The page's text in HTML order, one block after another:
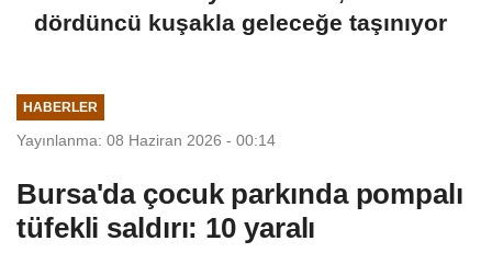
dördüncü kuşakla geleceğe taşınıyor
HABERLER
Yayınlanma: 08 Haziran 2026 - 00:14
Bursa'da çocuk parkında pompalı
tüfekli saldırı: 10 yaralı